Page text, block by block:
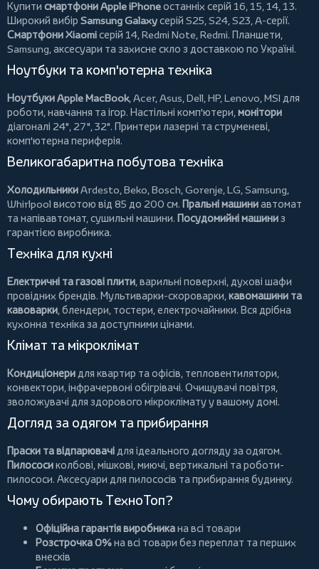
Купити смартфони Apple iPhoneостанніх серій 16, 15, 14, 13.
Широкий вибір Samsung Galaxyсерій S25, S24, S23, A-серії.
Смартфони Xiaomiсерій 14, Redmi Note, Redmi. Планшети,
Samsung, аксесуари тазахисне скло з доставкою по Україні.
Ноутбуки та комп'ютерна техніка
Ноутбуки Apple MacBook,Acer,Asus,Dell,HP,Lenovo,MSI для
роботи, навчання та ігор. Настільні комп'ютери,монітори
діагоналі 24", 27", 32". Принтери лазерні та струменеві,
комп'ютерна периферія.
Великогабаритна побутова техніка
ХолодильникиArdesto,Beko,Bosch,Gorenje,LG,Samsung,
Whirlpool висотою від 85 до 200 см. Пральні машиниавтомат
та напівавтомат,сушильні машини. Посудомийні машиниз
гарантією виробника.
Техніка для кухні
Електричні та газові плити, варильні поверхні, духові шафи
провідних брендів. Мультиварки-скороварки,кавомашини та
кавоварки,блендери, тостери,електрочайники. Вся дрібна
кухонна техніка за доступними цінами.
Клімат та мікроклімат
Кондиціонеридля квартир та офісів, тепловентилятори,
конвектори,інфрачервоні обігрівачі. Очищувачі повітря,
зволожувачі для здорового мікроклімату у вашому домі.
Догляд за одягом та прибирання
Праски та відпарювачідля ідеального догляду за одягом.
Пилососиколбові,мішкові,миючі,вертикальні тароботи-
пилососи. Аксесуари для пилососів та прибирання будинку.
Чому обирають ТехноТоп?
Офіційна гарантія виробникана всі товари
Розстрочка 0%на всі товари без переплат та перших
внесків